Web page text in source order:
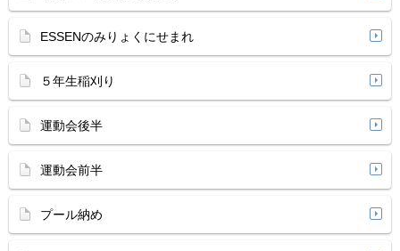
ESSENのみりょくにせまれ
５年生稲刈り
運動会後半
運動会前半
プール納め